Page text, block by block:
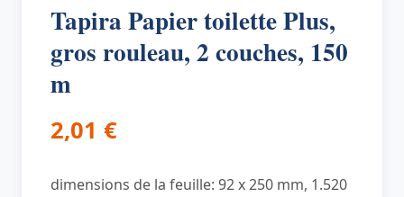
Tapira Papier toilette Plus,
gros rouleau, 2 couches, 150
m
2,01 €
dimensions de la feuille: 92 x 250 mm, 1.520